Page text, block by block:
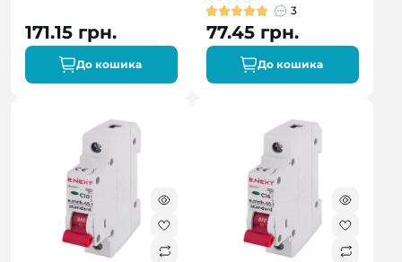
171.15 грн.
До кошика
3
77.45 грн.
До кошика